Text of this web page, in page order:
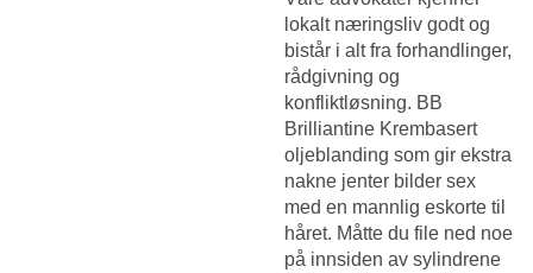
lokalt næringsliv godt og
bistår i alt fra forhandlinger,
rådgivning og
konfliktløsning. BB
Brilliantine Krembasert
oljeblanding som gir ekstra
nakne jenter bilder sex
med en mannlig eskorte til
håret. Måtte du file ned noe
på innsiden av sylindrene